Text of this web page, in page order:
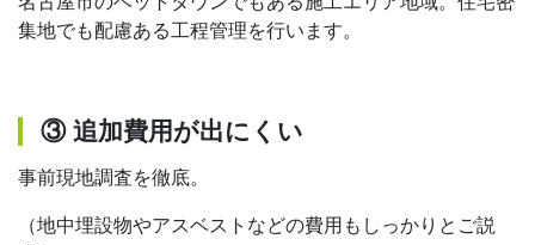
集地でも配慮ある工程管理を行います。
③ 追加費用が出にくい
事前現地調査を徹底。
（地中埋設物やアスベストなどの費用もしっかりとご説